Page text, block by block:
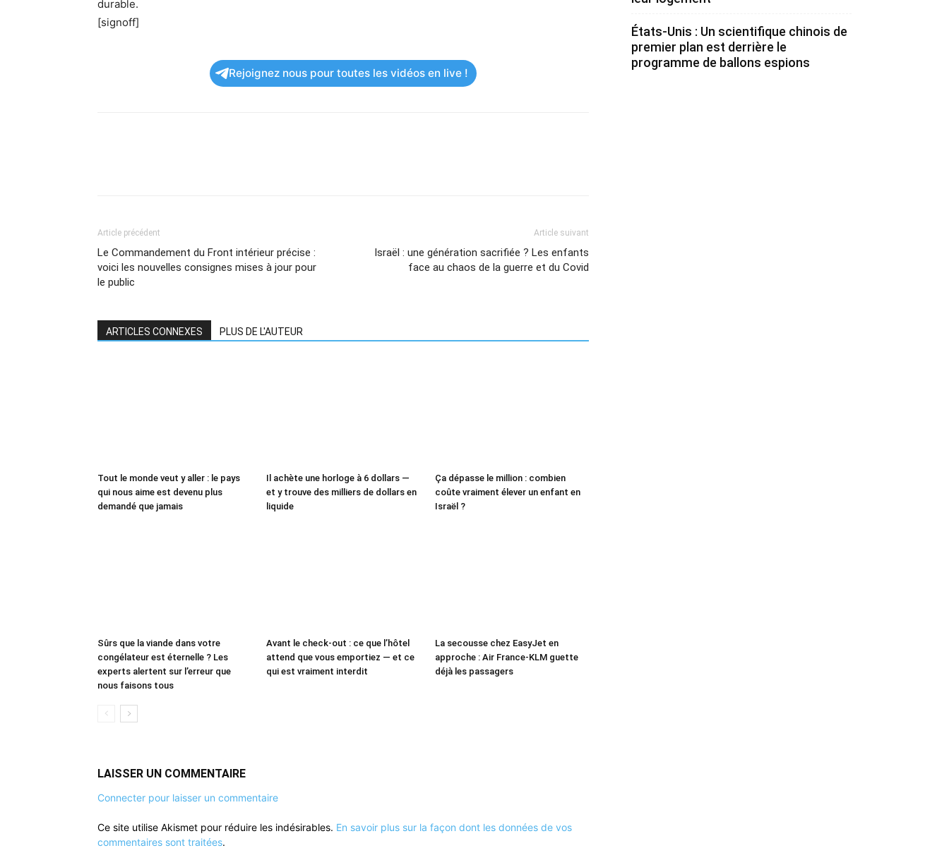
durable.
[signoff]
Rejoignez nous pour toutes les vidéos en live !
Article précédent
Le Commandement du Front intérieur précise :
voici les nouvelles consignes mises à jour pour
le public
Article suivant
Israël : une génération sacrifiée ? Les enfants
face au chaos de la guerre et du Covid
ARTICLES CONNEXES PLUS DE L'AUTEUR
Tout le monde veut y aller : le pays
qui nous aime est devenu plus
demandé que jamais
Il achète une horloge à 6 dollars —
et y trouve des milliers de dollars en
liquide
Ça dépasse le million : combien
coûte vraiment élever un enfant en
Israël ?
Sûrs que la viande dans votre
congélateur est éternelle ? Les
experts alertent sur l’erreur que
nous faisons tous
Avant le check-out : ce que l’hôtel
attend que vous emportiez — et ce
qui est vraiment interdit
La secousse chez EasyJet en
approche : Air France-KLM guette
déjà les passagers
LAISSER UN COMMENTAIRE
Connecter pour laisser un commentaire
Ce site utilise Akismet pour réduire les indésirables. En savoir plus sur la façon dont les données de vos
commentaires sont traitées.
États-Unis : Un scientifique chinois de
premier plan est derrière le
programme de ballons espions